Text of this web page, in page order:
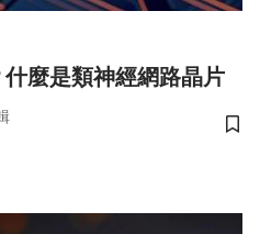
麼是類神經網路晶片
儲